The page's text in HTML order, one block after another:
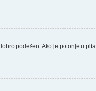
podešen. Ako je potonje u